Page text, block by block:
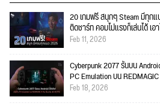
20 เกมฟรี สนุกๆ Steam มีทุก
ติดชาร์ท คอมไม่แรงก็เล่นได้ เอ
Feb 11, 2026
Cyberpunk 2077 รันบน
PC Emulation บน
Feb 18, 2026